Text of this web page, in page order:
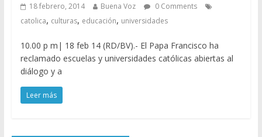
18 febrero, 2014 Buena Voz
0 Comments
catolica, culturas, educación, universidades
10.00 p m| 18 feb 14 (RD/BV).- El Papa Francisco ha
reclamado escuelas y universidades católicas abiertas al
diálogo y a
Leer más